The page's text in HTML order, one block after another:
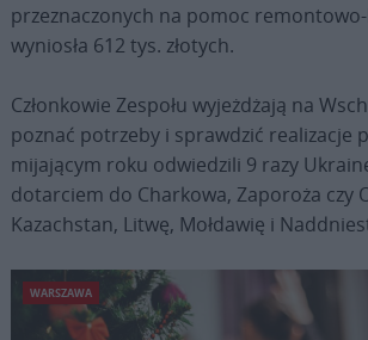
przeznaczonych na pomoc
wyniosła 612 tys. złotych.
Członkowie Zespołu wyjeżdżają na
poznać potrzeby i sprawdzić realizacje
mijającym roku odwiedzili 9 razy
dotarciem do Charkowa, Zaporoża czy
Kazachstan, Litwę, Mołdawię i
WARSZAWA